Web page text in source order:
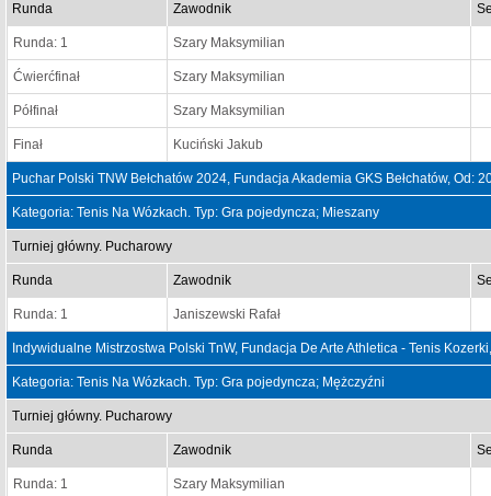
Runda Zawodnik
Runda: 1 Szary Maksymilian
Ćwierćfinał Szary Maksymilian
Półfinał Szary Maksymilian
Finał Kuciński Jakub
Puchar Polski TNW Bełchatów 2024, Fundacja Akademia GKS Bełchatów, Od:
Kategoria: Tenis Na Wózkach. Typ: Gra pojedyncza; Mieszany
Turniej główny. Pucharowy
Runda Zawodnik
Runda: 1 Janiszewski Rafał
Indywidualne Mistrzostwa Polski TnW, Fundacja De Arte Athletica - Tenis
Kategoria: Tenis Na Wózkach. Typ: Gra pojedyncza; Mężczyźni
Turniej główny. Pucharowy
Runda Zawodnik
Runda: 1 Szary Maksymilian